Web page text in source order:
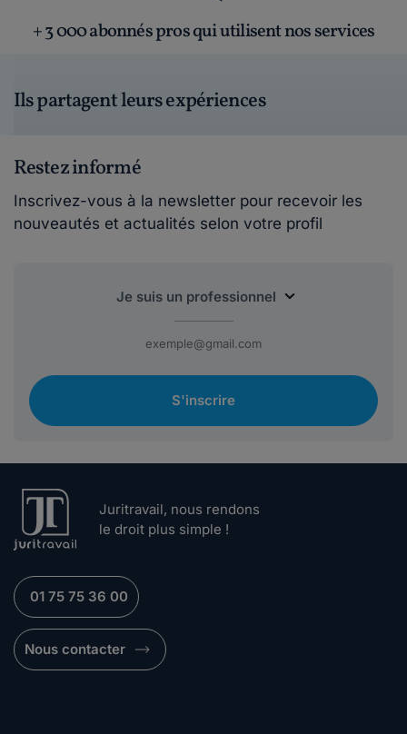
+ 3 000 abonnés pros qui utilisent nos services
Ils partagent leurs expériences
Restez informé
Inscrivez-vous à la newsletter pour recevoir les
nouveautés et actualités selon votre profil
S'inscrire
Juritravail, nous rendons
le droit plus simple !
01 75 75 36 00
Nous contacter